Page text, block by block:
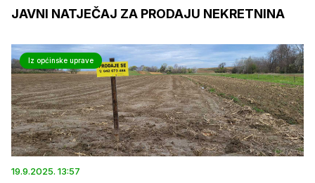
JAVNI NATJEČAJ ZA PRODAJU NEKRETNINA
Iz općinske uprave
19.9.2025. 13:57